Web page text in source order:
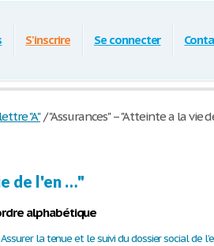
S'inscrire Se connecter
"A" /"Assurances" – "Atteinte a la vie
de l'en …"
alphabétique